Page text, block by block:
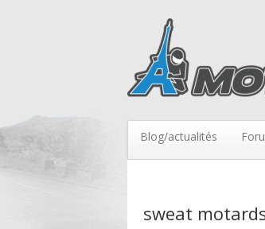
Blog/actualités
sweat